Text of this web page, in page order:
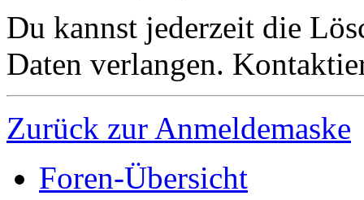
Du kannst jederzeit die
Daten verlangen.
Zurück zur Anmeldemaske
Foren-Übersicht